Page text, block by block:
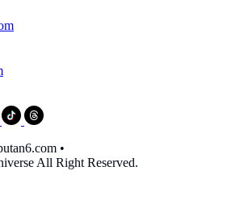
•
All Right Reserved.